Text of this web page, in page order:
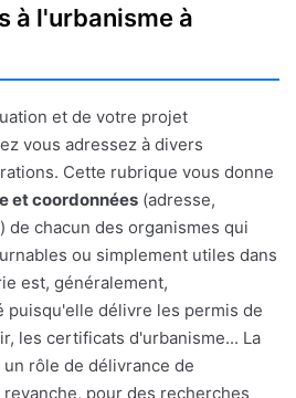
à l'urbanisme à
et de votre projet
vous adressez à divers
Cette rubrique vous donne
et coordonnées (adresse,
de chacun des organismes qui
ou simplement utiles dans
est, généralement,
délivre les permis de
les certificats d'urbanisme... La
rôle de délivrance de
pour des recherches